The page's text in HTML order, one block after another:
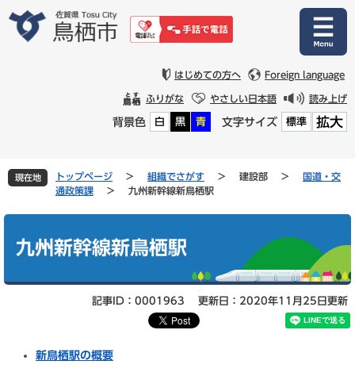
文
はじめての方へ Foreign language
ふりがな やさしい日本語 読み上げ
背景色 白 黒 青 文字サイズ 標準 拡大
現在地 トップページ > 組織でさがす > 建設部 >
国道・交
通政策課
> 九州新幹線新鳥栖駅
九州新幹線新鳥栖駅
記事ID：0001963 更新日：2020年11月25日更新
新鳥栖駅の概要